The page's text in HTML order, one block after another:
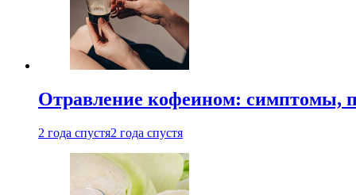
Отравление кофеином: симптомы,
2 года спустя2 года спустя